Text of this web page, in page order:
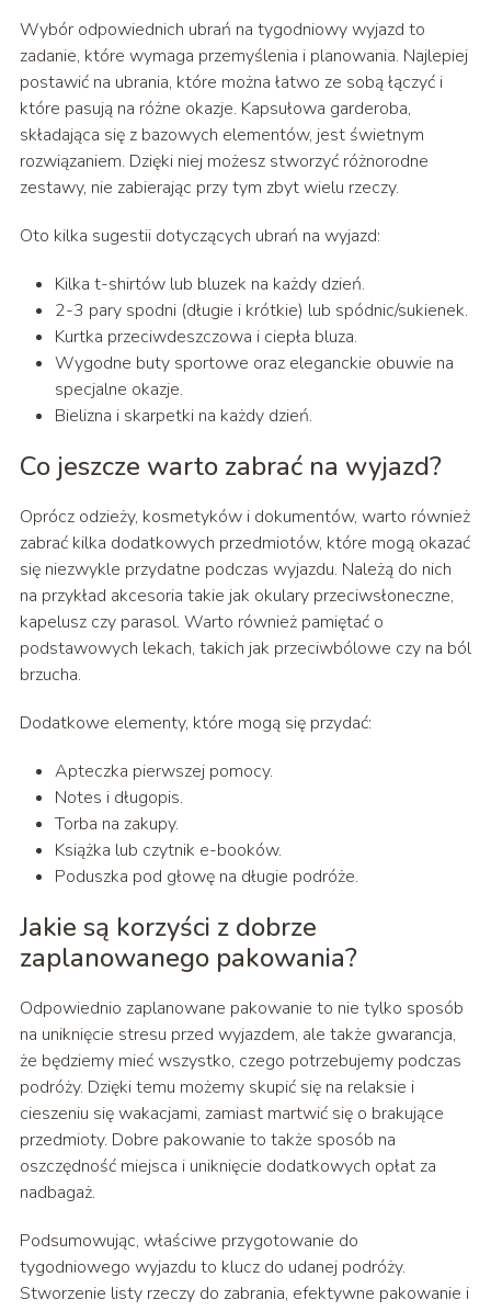
Wybór odpowiednich ubrań na tygodniowy wyjazd to
zadanie, które wymaga przemyślenia i planowania. Najlepiej
postawić na ubrania, które można łatwo ze sobą łączyć i
które pasują na różne okazje. Kapsułowa garderoba,
składająca się z bazowych elementów, jest świetnym
rozwiązaniem. Dzięki niej możesz stworzyć różnorodne
zestawy, nie zabierając przy tym zbyt wielu rzeczy.
Oto kilka sugestii dotyczących ubrań na wyjazd:
Kilka t-shirtów lub bluzek na każdy dzień.
2-3 pary spodni (długie i krótkie) lub spódnic/sukienek.
Kurtka przeciwdeszczowa i ciepła bluza.
Wygodne buty sportowe oraz eleganckie obuwie na
specjalne okazje.
Bielizna i skarpetki na każdy dzień.
Co jeszcze warto zabrać na wyjazd?
Oprócz odzieży, kosmetyków i dokumentów, warto również
zabrać kilka dodatkowych przedmiotów, które mogą okazać
się niezwykle przydatne podczas wyjazdu. Należą do nich
na przykład akcesoria takie jak okulary przeciwsłoneczne,
kapelusz czy parasol. Warto również pamiętać o
podstawowych lekach, takich jak przeciwbólowe czy na ból
brzucha.
Dodatkowe elementy, które mogą się przydać:
Apteczka pierwszej pomocy.
Notes i długopis.
Torba na zakupy.
Książka lub czytnik e-booków.
Poduszka pod głowę na długie podróże.
Jakie są korzyści z dobrze
zaplanowanego pakowania?
Odpowiednio zaplanowane pakowanie to nie tylko sposób
na uniknięcie stresu przed wyjazdem, ale także gwarancja,
że będziemy mieć wszystko, czego potrzebujemy podczas
podróży. Dzięki temu możemy skupić się na relaksie i
cieszeniu się wakacjami, zamiast martwić się o brakujące
przedmioty. Dobre pakowanie to także sposób na
oszczędność miejsca i uniknięcie dodatkowych opłat za
nadbagaż.
Podsumowując, właściwe przygotowanie do
tygodniowego wyjazdu to klucz do udanej podróży.
Stworzenie listy rzeczy do zabrania, efektywne pakowanie i